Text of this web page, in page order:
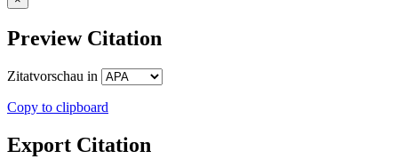
Preview Citation
Zitatvorschau in
Copy to clipboard
Export Citation